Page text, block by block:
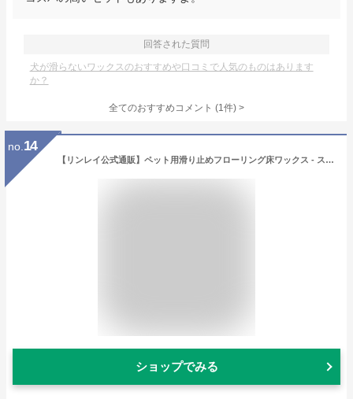
回答された質問
犬が滑らないワックスのおすすめや口コミで人気のものはあります
か？
全てのおすすめコメント (1件) >
no. 14
【リンレイ公式通販】ペット用滑り止めフローリング床ワックス - スリップ軽減ワックスシート(10枚入) リビングわん＆にゃん！シリーズ【そうじ用品 清掃用品】
ショップでみる